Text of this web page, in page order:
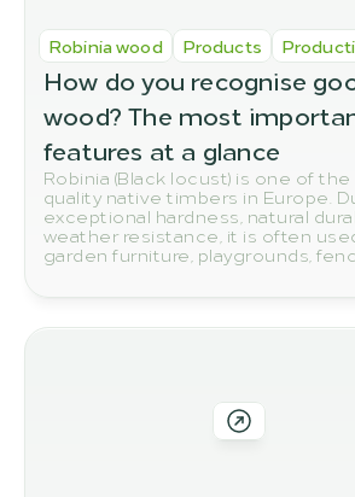
Robinia wood Products
How do you recognise
wood? The most
features at a glance
Robinia (Black locust) is one of
quality native timbers in Europe.
exceptional hardness, natural
weather resistance, it is often
garden furniture, playgrounds,
other outdoor applications. But
features to look out for when